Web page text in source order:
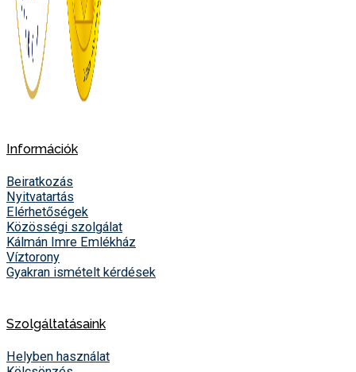
Információk
Beiratkozás
Nyitvatartás
Elérhetőségek
Közösségi szolgálat
Kálmán Imre Emlékház
Víztorony
Gyakran ismételt kérdések
Szolgáltatásaink
Helyben használat